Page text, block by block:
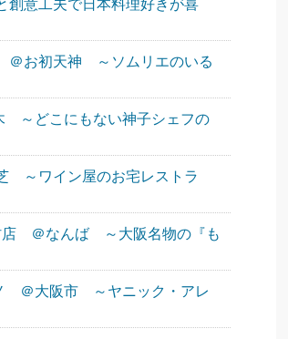
意工夫で日本料理好きが喜
お初天神 ～ソムリエのいる
～どこにもない神子シェフの
～ワイン屋のお宅レストラ
店 ＠なんば ～大阪名物の『も
＠大阪市 ～ヤニック・アレ